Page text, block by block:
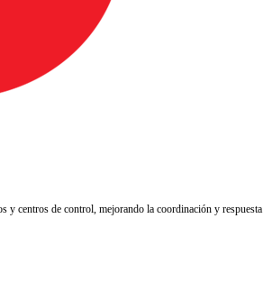
y centros de control, mejorando la coordinación y respuesta.
que convierte cámaras comunes en